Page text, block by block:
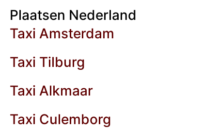
Plaatsen Nederland
Taxi Amsterdam
Taxi Tilburg
Taxi Alkmaar
Taxi Culemborg